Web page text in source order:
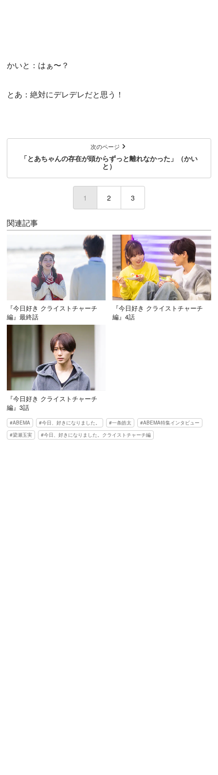
かいと：はぁ〜？
とあ：絶対にデレデレだと思う！
次のページ
「とあちゃんの存在が頭からずっと離れなかった」（かい
と）
1 (current)
2 3
関連記事
『今日好き クライストチャーチ
編』最終話
『今日好き クライストチャーチ
編』4話
『今日好き クライストチャーチ
編』3話
ABEMA 今日、好きになりました。 一条皓太
ABEMA特集インタビュー
梁瀬玉実
今日、好きになりました。クライストチャーチ編